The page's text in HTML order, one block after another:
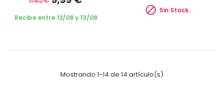
Recibe entre 12/08 y 13/08
 Sin Stock.
Mostrando 1-14 de 14 artículo(s)